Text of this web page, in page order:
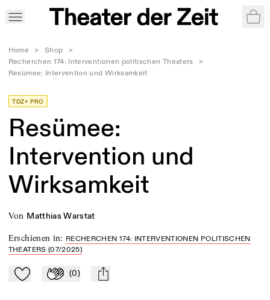
Home > Shop
>
Recherchen 174: Interventionen politischen Theaters
>
Resümee: Intervention und Wirksamkeit
TDZ+ PRO
Resümee:
Intervention und
Wirksamkeit
von Matthias Warstat
Erschienen in: RECHERCHEN 174: INTERVENTIONEN POLITISCHEN
THEATERS (07/2025)
Zu Mein-TdZ hinzufügen
Applaudieren
(0) mail